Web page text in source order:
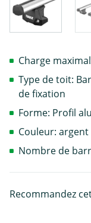
Charge
Type de toit:
de fixation
Forme: Profil
Couleur: argent
Nombre de
Recommandez